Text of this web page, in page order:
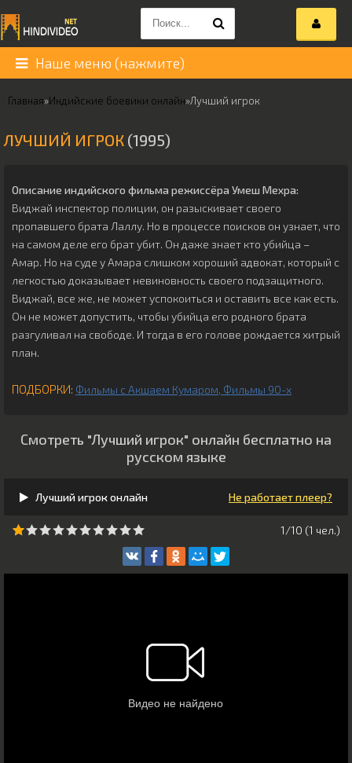
Наше меню (нажмите)
Главная»Индийские боевики онлайн»Лучший игрок
ЛУЧШИЙ ИГРОК (1995)
Описание индийского фильма режиссёра Умеш Мехра:
Виджай инспектор полиции, он разыскивает своего
пропавшего брата Лаллу. Но в процессе поисков он узнает, что
на самом деле его брат убит. Он даже знает кто убийца –
Амар. Но на суде у Амара слишком хороший адвокат, который с
легкостью доказывает невиновность своего подзащитного.
Виджай, все же, не может успокоиться и оставить все как есть.
Он не может допустить, чтобы убийца его родного брата
разгуливал на свободе. И тогда в его голове рождается хитрый
план.
ПОДБОРКИ: Фильмы с Акшаем Кумаром Фильмы 90-х
Смотреть "Лучший игрок" онлайн бесплатно на
русском языке
Лучший игрок онлайн Не работает плеер?
1/10 (1 чeл.)